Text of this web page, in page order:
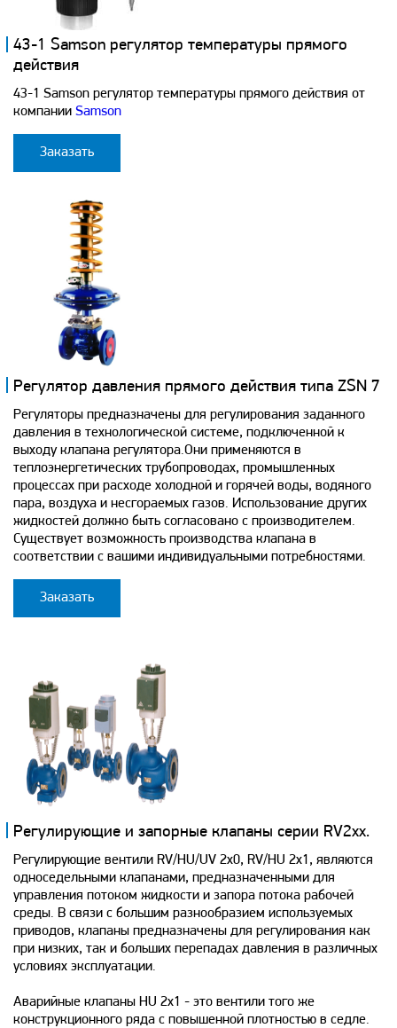
43-1 Samson регулятор температуры прямого
действия
43-1 Samson регулятор температуры прямого действия от
компании Samson
Заказать
Регулятор давления прямого действия типа ZSN 7
Регуляторы предназначены для регулирования заданного
давления в технологической системе, подключенной к
выходу клапана регулятора.Они применяются в
теплоэнергетических трубопроводах, промышленных
процессах при расходе холодной и горячей воды, водяного
пара, воздуха и несгораемых газов. Использование других
жидкостей должно быть согласовано с производителем.
Существует возможность производства клапана в
соответствии с вашими индивидуальными потребностями.
Заказать
Регулирующие и запорные клапаны серии RV2xx.
Регулирующие вентили RV/HU/UV 2x0, RV/HU 2x1, являются
односедельными клапанами, предназначенными для
управления потоком жидкости и запора потока рабочей
среды. В связи с большим разнообразием используемых
приводов, клапаны предназначены для регулирования как
при низких, так и больших перепадах давления в различных
условиях эксплуатации.
Аварийные клапаны HU 2x1 - это вентили того же
конструкционного ряда с повышенной плотностью в седле.